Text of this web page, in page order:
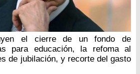
el cierre de un fondo de
para educación, la refoma al
de jubilación, y recorte del gasto